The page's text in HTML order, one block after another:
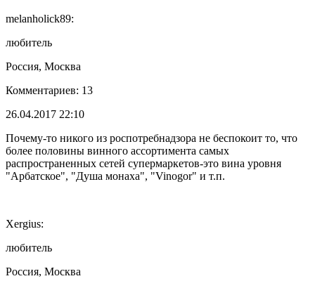
melanholick89:
любитель
Россия, Москва
Комментариев: 13
26.04.2017 22:10
Почему-то никого из роспотребнадзора не беспокоит то, что
более половины винного ассортимента самых
распространенных сетей супермаркетов-это вина уровня
"Арбатское", "Душа монаха", "Vinogor" и т.п.
Xergius:
любитель
Россия, Москва